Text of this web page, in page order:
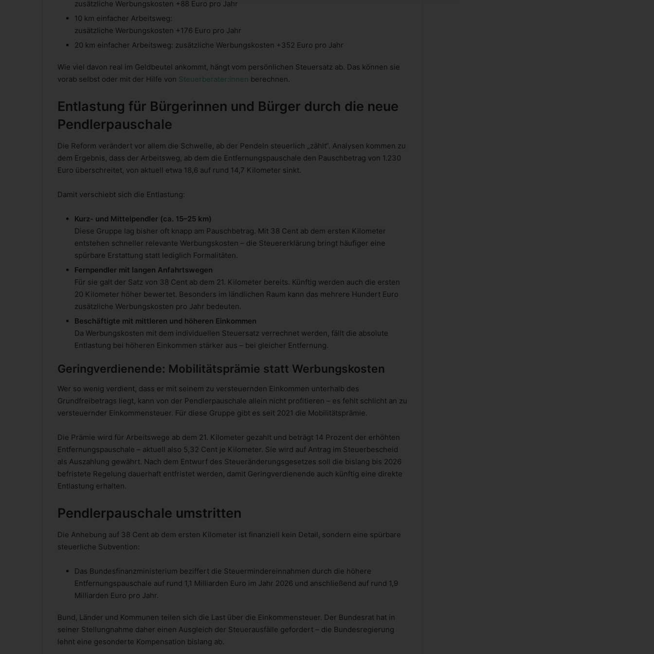
zusätzliche Werbungskosten +88 Euro pro Jahr
10 km einfacher Arbeitsweg:
zusätzliche Werbungskosten +176 Euro pro Jahr
20 km einfacher Arbeitsweg: zusätzliche Werbungskosten +352 Euro pro Jahr
Wie viel davon real im Geldbeutel ankommt, hängt vom persönlichen Steuersatz ab. Das können sie
vorab selbst oder mit der Hilfe von Steuerberater:innen berechnen.
Entlastung für Bürgerinnen und Bürger durch die neue
Pendlerpauschale
Die Reform verändert vor allem die Schwelle, ab der Pendeln steuerlich „zählt“. Analysen kommen zu
dem Ergebnis, dass der Arbeitsweg, ab dem die Entfernungspauschale den Pauschbetrag von 1.230
Euro überschreitet, von aktuell etwa 18,6 auf rund 14,7 Kilometer sinkt.
Damit verschiebt sich die Entlastung:
Kurz- und Mittelpendler (ca. 15–25 km)
Diese Gruppe lag bisher oft knapp am Pauschbetrag. Mit 38 Cent ab dem ersten Kilometer
entstehen schneller relevante Werbungskosten – die Steuererklärung bringt häufiger eine
spürbare Erstattung statt lediglich Formalitäten.
Fernpendler mit langen Anfahrtswegen
Für sie galt der Satz von 38 Cent ab dem 21. Kilometer bereits. Künftig werden auch die ersten
20 Kilometer höher bewertet. Besonders im ländlichen Raum kann das mehrere Hundert Euro
zusätzliche Werbungskosten pro Jahr bedeuten.
Beschäftigte mit mittleren und höheren Einkommen
Da Werbungskosten mit dem individuellen Steuersatz verrechnet werden, fällt die absolute
Entlastung bei höheren Einkommen stärker aus – bei gleicher Entfernung.
Geringverdienende: Mobilitätsprämie statt Werbungskosten
Wer so wenig verdient, dass er mit seinem zu versteuernden Einkommen unterhalb des
Grundfreibetrags liegt, kann von der Pendlerpauschale allein nicht profitieren – es fehlt schlicht an zu
versteuernder Einkommensteuer. Für diese Gruppe gibt es seit 2021 die Mobilitätsprämie.
Die Prämie wird für Arbeitswege ab dem 21. Kilometer gezahlt und beträgt 14 Prozent der erhöhten
Entfernungspauschale – aktuell also 5,32 Cent je Kilometer. Sie wird auf Antrag im Steuerbescheid
als Auszahlung gewährt. Nach dem Entwurf des Steueränderungsgesetzes soll die bislang bis 2026
befristete Regelung dauerhaft entfristet werden, damit Geringverdienende auch künftig eine direkte
Entlastung erhalten.
Pendlerpauschale umstritten
Die Anhebung auf 38 Cent ab dem ersten Kilometer ist finanziell kein Detail, sondern eine spürbare
steuerliche Subvention:
Das Bundesfinanzministerium beziffert die Steuermindereinnahmen durch die höhere
Entfernungspauschale auf rund 1,1 Milliarden Euro im Jahr 2026 und anschließend auf rund 1,9
Milliarden Euro pro Jahr.
Bund, Länder und Kommunen teilen sich die Last über die Einkommensteuer. Der Bundesrat hat in
seiner Stellungnahme daher einen Ausgleich der Steuerausfälle gefordert – die Bundesregierung
lehnt eine gesonderte Kompensation bislang ab.